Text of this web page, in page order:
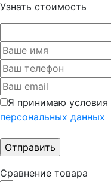
Узнать стоимость
Я принимаю условия
персональных данных
Сравнение товара